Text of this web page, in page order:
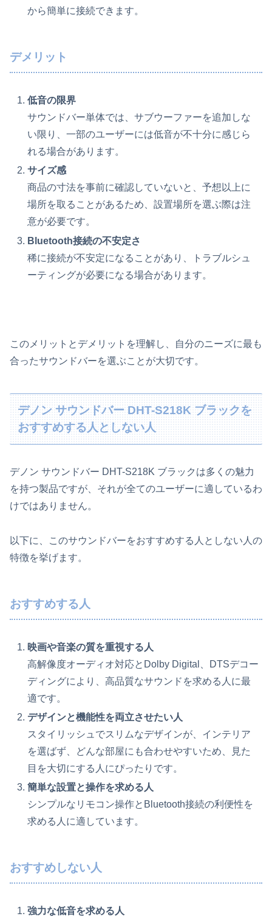
から簡単に接続できます。
デメリット
低音の限界
サウンドバー単体では、サブウーファーを追加しな
い限り、一部のユーザーには低音が不十分に感じら
れる場合があります。
サイズ感
商品の寸法を事前に確認していないと、予想以上に
場所を取ることがあるため、設置場所を選ぶ際は注
意が必要です。
Bluetooth接続の不安定さ
稀に接続が不安定になることがあり、トラブルシュ
ーティングが必要になる場合があります。
このメリットとデメリットを理解し、自分のニーズに最も
合ったサウンドバーを選ぶことが大切です。
デノン サウンドバー DHT-S218K ブラックを
おすすめする人としない人
デノン サウンドバー DHT-S218K ブラックは多くの魅力
を持つ製品ですが、それが全てのユーザーに適しているわ
けではありません。
以下に、このサウンドバーをおすすめする人としない人の
特徴を挙げます。
おすすめする人
映画や音楽の質を重視する人
高解像度オーディオ対応とDolby Digital、DTSデコー
ディングにより、高品質なサウンドを求める人に最
適です。
デザインと機能性を両立させたい人
スタイリッシュでスリムなデザインが、インテリア
を選ばず、どんな部屋にも合わせやすいため、見た
目を大切にする人にぴったりです。
簡単な設置と操作を求める人
シンプルなリモコン操作とBluetooth接続の利便性を
求める人に適しています。
おすすめしない人
強力な低音を求める人